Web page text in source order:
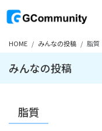
HOME みんなの投稿 脂質
みんなの投稿
脂質